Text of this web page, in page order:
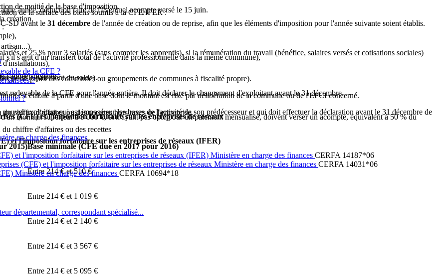
création,
et25 % pour 3 salariés (sans compter les apprentis), si la rémunération du travail (bénéfice, salaires versés et cotisations sociales)
au profit des communes ou groupements de communes à fiscalité propre).
est établie à partir d'une base dont le montant est fixé par délibération de la commune ou de l'EPCI concerné.
chiffre d'affaires ou des recettes hors taxes de l'entreprise.
chiffre d'affaires ou des recettes
2015)Base minimale (CFE due en 2017 pour 2016)
Entre 214 €et510 €
Entre 214 € et 1 019 €
Entre 214 € et 2 140 €
Entre 214 € et 3 567 €
Entre 214 € et 5 095 €
de la surface des biens soumis à la CFE/IFER :
d'installations),
(CFE) et l'imposition forfaitaire sur les entreprises de réseaux
de moitié de la base d'imposition.
SD avant le 31 décembre de l'année de création ou de reprise, afin que les éléments d'imposition pour l'année suivante soient établis.
s'il s'agit d'un transfert total de l'activité professionnelle dans la même commune),
l'année suivante.
redevable de la CFE pour l'année entière. Il doit déclarer le changement d'exploitant avant le 31 décembre.
exploitant qui est imposé sur les bases de l'activité de son prédécesseur et qui doit effectuer la déclaration avant le 31 décembre de
et l'imposition forfaitaire sur les entreprises de réseaux (IFER)
année, déduction faite de l'éventuel acompte versé le 15 juin.
:
pour le paiement du solde).
montant supérieur à3 000 €, et n'ayant pas opté pour un paiement mensualisé, doivent verser un acompte, équivalent à50 %du
de la CFE ?
?
?
en charge des finances
et l'imposition forfaitaire sur les entreprises de réseaux (IFER) Ministère en charge des finances CERFA 14187*06
(CFE) et l'imposition forfaitaire sur les entreprises de réseaux Ministère en charge des finances CERFA 14031*06
Ministère en charge des finances CERFA 10694*18
départemental, correspondant spécialisé...